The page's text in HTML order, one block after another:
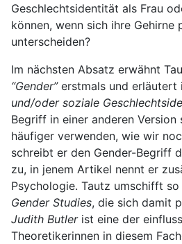
Geschlechtsidentität als Frau
können, wenn sich ihre Gehirne
unterscheiden?
Im nächsten Absatz erwähnt
“Gender”erstmals und erläutert
und/oder soziale
Begriff in einer anderen Version
häufiger verwenden, wie wir
schreibt er den Gender-Begriff
zu, in jenem Artikel nennt er
Psychologie. Tautz umschifft
Gender Studies, die sich damit
Judith Butlerist eine der
Theoretikerinnen in diesem